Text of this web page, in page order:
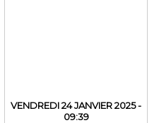
VENDREDI 24 JANVIER 2025 -
09:39